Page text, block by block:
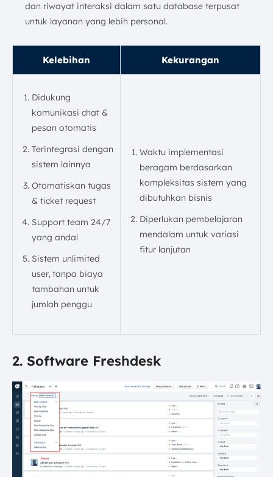
dan riwayat interaksi dalam satu database terpusat
untuk layanan yang lebih personal.
Kelebihan Kekurangan
Didukung
komunikasi chat &
pesan otomatis
Terintegrasi dengan
sistem lainnya
Otomatiskan tugas
& ticket request
Support team 24/7
yang andal
Sistem unlimited
user, tanpa biaya
tambahan untuk
jumlah penggu
Waktu implementasi
beragam berdasarkan
kompleksitas sistem yang
dibutuhkan bisnis
Diperlukan pembelajaran
mendalam untuk variasi
fitur lanjutan
2. Software Freshdesk